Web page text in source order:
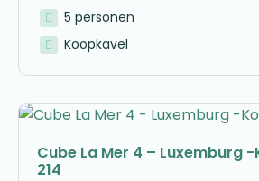
5 personen
Koopkavel
Cube La Mer 4 – Luxemburg
214